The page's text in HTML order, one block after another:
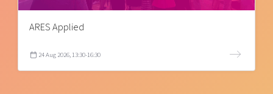
ARES Applied
24 Aug 2026, 13:30-16:30